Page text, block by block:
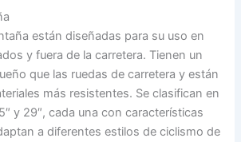
están diseñadas para su uso en
y fuera de la carretera. Tienen un
que las ruedas de carretera y están
más resistentes. Se clasifican en
y 29″, cada una con características
a diferentes estilos de ciclismo de